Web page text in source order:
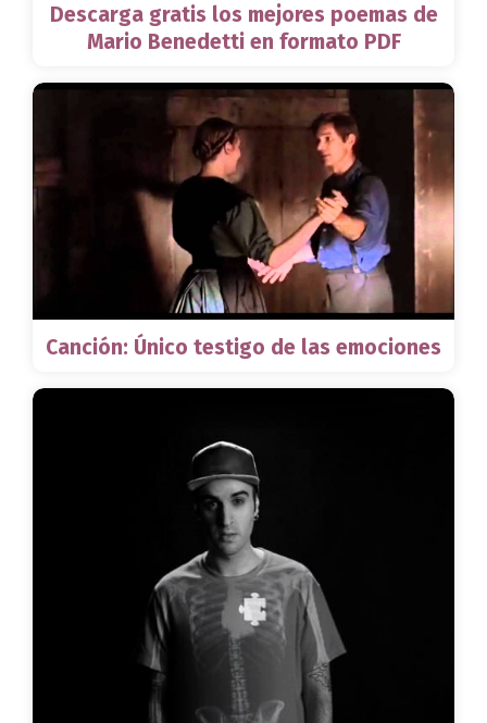
Descarga gratis los mejores poemas de
Mario Benedetti en formato PDF
Canción: Único testigo de las emociones